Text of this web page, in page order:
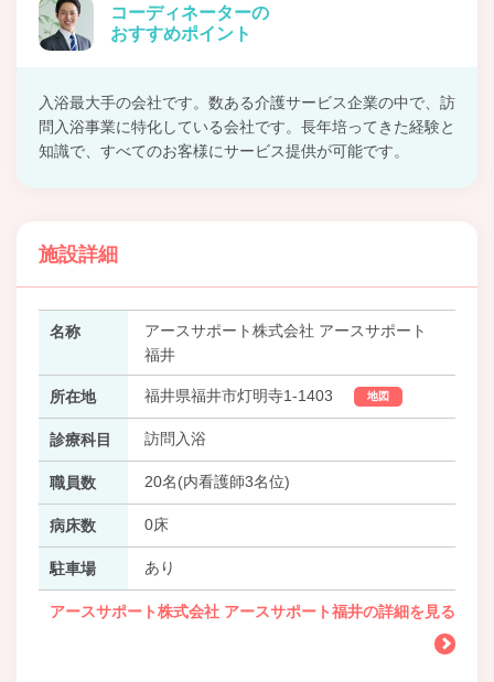
コーディネーターの
おすすめポイント
入浴最大手の会社です。数ある介護サービス企業の中で、訪
問入浴事業に特化している会社です。長年培ってきた経験と
知識で、すべてのお客様にサービス提供が可能です。
施設詳細
名称
アースサポート株式会社 アースサポート
福井
所在地 福井県福井市灯明寺1-1403 地図
診療科目 訪問入浴
職員数 20名(内看護師3名位)
病床数 0床
駐車場 あり
アースサポート株式会社 アースサポート福井の詳細を見る